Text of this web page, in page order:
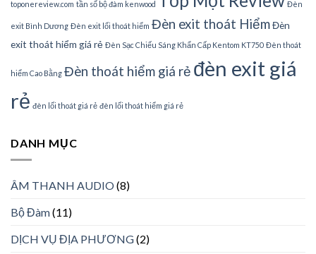
toponereview.com tần số bộ đàm kenwood Đèn
exit Bình Dương Đèn exit lối thoát hiểm Đèn exit thoát HiểmĐèn
exit thoát hiểm giá rẻ Đèn Sạc Chiếu Sáng Khẩn Cấp Kentom KT750 Đèn thoát
hiểm Cao Bằng Đèn thoát hiểm giá rẻ đèn exit giá
rẻ đèn lối thoát giá rẻ đèn lối thoát hiểm giá rẻ
DANH MỤC
ÂM THANH AUDIO(8)
Bộ Đàm(11)
DỊCH VỤ ĐỊA PHƯƠNG(2)